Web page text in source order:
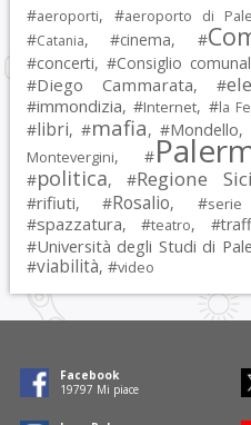
#aeroporti, #aeroporto di
#Catania, #cinema, #
#concerti, #Consiglio
#Diego Cammarata, #
#immondizia, #Internet, #la
#libri, #mafia, #Mondello,
Montevergini, #
#politica, #Regione
#rifiuti, #Rosalio, #
#spazzatura, #teatro, #
#Università degli Studi di
#viabilità, #video
Facebook
19797 Mi piace